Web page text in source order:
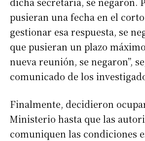
pusieran una fecha en el
gestionar esa respuesta, se
que pusieran un plazo
nueva reunión, se negaron”,
comunicado de los
Finalmente, decidieron
Ministerio hasta que las
comuniquen las condiciones